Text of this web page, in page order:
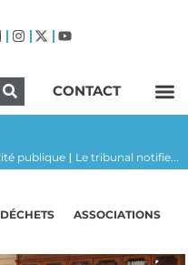
CONTACT
publique | Le tribunal notifie...
DÉCHETS ASSOCIATIONS